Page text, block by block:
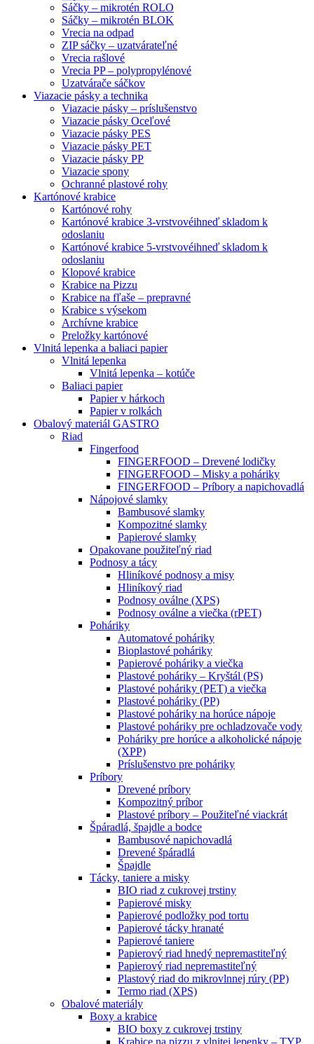
Sáčky – mikrotén ROLO
Sáčky – mikrotén BLOK
Vrecia na odpad
ZIP sáčky – uzatvárateľné
Vrecia rašlové
Vrecia PP – polypropylénové
Uzatvárače sáčkov
Viazacie pásky a technika
Viazacie pásky – príslušenstvo
Viazacie pásky Oceľové
Viazacie pásky PES
Viazacie pásky PET
Viazacie pásky PP
Viazacie spony
Ochranné plastové rohy
Kartónové krabice
Kartónové rohy
Kartónové krabice 3-vrstvovéihneď skladom k
odoslaniu
Kartónové krabice 5-vrstvovéihneď skladom k
odoslaniu
Klopové krabice
Krabice na Pizzu
Krabice na fľaše – prepravné
Krabice s výsekom
Archívne krabice
Preložky kartónové
Vlnitá lepenka a baliaci papier
Vlnitá lepenka
Vlnitá lepenka – kotúče
Baliaci papier
Papier v hárkoch
Papier v rolkách
Obalový materiál GASTRO
Riad
Fingerfood
FINGERFOOD – Drevené lodičky
FINGERFOOD – Misky a poháriky
FINGERFOOD – Príbory a napichovadlá
Nápojové slamky
Bambusové slamky
Kompozitné slamky
Papierové slamky
Opakovane použiteľný riad
Podnosy a tácy
Hliníkové podnosy a misy
Hliníkový riad
Podnosy oválne (XPS)
Podnosy oválne a viečka (rPET)
Poháriky
Automatové poháriky
Bioplastové poháriky
Papierové poháriky a viečka
Plastové poháriky – Kryštál (PS)
Plastové poháriky (PET) a viečka
Plastové poháriky (PP)
Plastové poháriky na horúce nápoje
Plastové poháriky pre ochladzovače vody
Poháriky pre horúce a alkoholické nápoje
(XPP)
Príslušenstvo pre poháriky
Príbory
Drevené príbory
Kompozitný príbor
Plastové príbory – Použiteľné viackrát
Špáradlá, špajdle a bodce
Bambusové napichovadlá
Drevené špáradlá
Špajdle
Tácky, taniere a misky
BIO riad z cukrovej trstiny
Papierové misky
Papierové podložky pod tortu
Papierové tácky hranaté
Papierové taniere
Papierový riad hnedý nepremastiteľný
Papierový riad nepremastiteľný
Plastový riad do mikrovlnnej rúry (PP)
Termo riad (XPS)
Obalové materiály
Boxy a krabice
BIO boxy z cukrovej trstiny
Krabice na pizzu z vlnitej lepenky – TYP